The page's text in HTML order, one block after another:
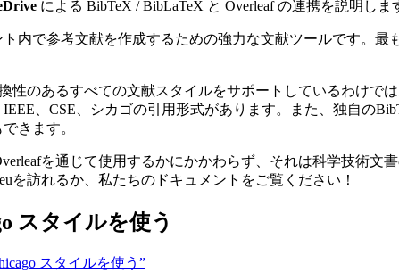
による BibTeX / BibLaTeX と Overleaf の連携を説明しま
内で参考文献を作成するための強力な文献ツールです。
性のあるすべての文献スタイルをサポートしているわけ
、CSE、シカゴの引用形式があります。また、独自の
きます。
を通じて使用するかにかかわらず、それは科学技術
を訪れるか、私たちのドキュメントをご覧ください！
スタイルを使う
スタイルを使う”